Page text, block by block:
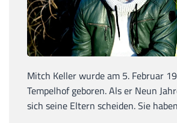
Mitch Keller wurde am 5. Februar
Tempelhof geboren. Als er Neun
sich seine Eltern scheiden. Sie